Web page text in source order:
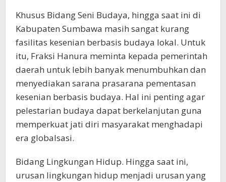
Khusus Bidang Seni Budaya, hingga saat ini di
Kabupaten Sumbawa masih sangat kurang
fasilitas kesenian berbasis budaya lokal. Untuk
itu, Fraksi Hanura meminta kepada pemerintah
daerah untuk lebih banyak menumbuhkan dan
menyediakan sarana prasarana pementasan
kesenian berbasis budaya. Hal ini penting agar
pelestarian budaya dapat berkelanjutan guna
memperkuat jati diri masyarakat menghadapi
era globalsasi.
Bidang Lingkungan Hidup. Hingga saat ini,
urusan lingkungan hidup menjadi urusan yang